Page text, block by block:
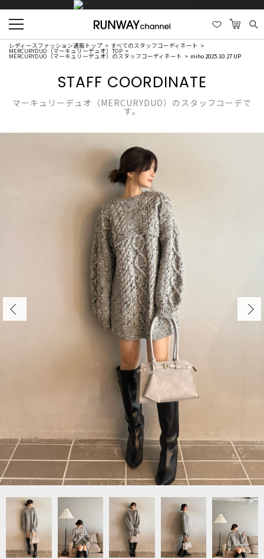
レディースファッション通販トップ すべてのスタッフコーディネート
MERCURYDUO（マーキュリーデュオ）TOP
MERCURYDUO（マーキュリーデュオ）のスタッフコーディネート miho 2025.10.27 UP
STAFF COORDINATE
マーキュリーデュオ（MERCURYDUO）のスタッフコーデで
す。